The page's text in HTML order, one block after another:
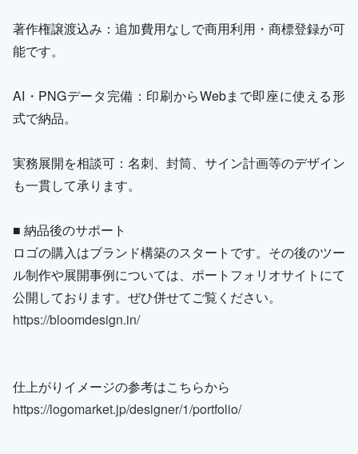
著作権譲渡込み：追加費用なしで商用利用・商標登録が可
能です。
AI・PNGデータ完備：印刷からWebまで即座に使える形
式で納品。
実務展開を相談可：名刺、封筒、サイン計画等のデザイン
も一貫して承ります。
■ 納品後のサポート
ロゴの購入はブランド構築のスタートです。その後のツー
ル制作や展開事例については、ポートフォリオサイトにて
公開しております。ぜひ併せてご覧ください。
https://bloomdesign.in/
仕上がりイメージの参考はこちらから
https://logomarket.jp/designer/1/portfolio/